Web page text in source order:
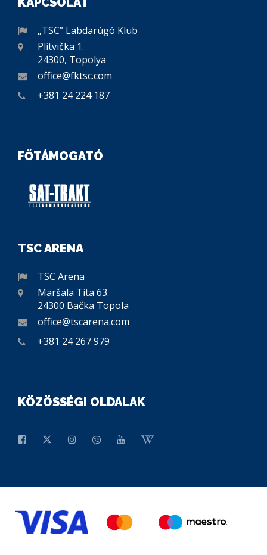
„TSC” Labdarúgó Klub
Plitvička 1.
24300, Topolya
office@fktsc.com
+381 24 224 187
FŐTÁMOGATÓ
TSC ARENA
TSC Arena
Maršala Tita 63.
24300 Bačka Topola
office@tscarena.com
+381 24 267 979
KÖZÖSSÉGI OLDALAK